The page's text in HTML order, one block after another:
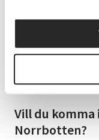
får inspiration av
Bra att veta
Det finns tillgång
om du önskar.
Vill du komma
Norrbotten?